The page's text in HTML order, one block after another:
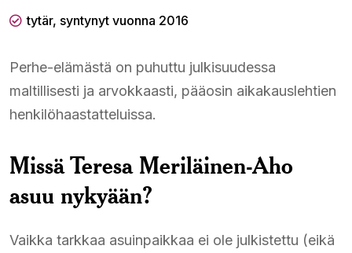
tytär, syntynyt vuonna 2016
Perhe-elämästä on puhuttu julkisuudessa
maltillisesti ja arvokkaasti, pääosin aikakauslehtien
henkilöhaastatteluissa.
Missä Teresa Meriläinen-Aho
asuu nykyään?
Vaikka tarkkaa asuinpaikkaa ei ole julkistettu (eikä